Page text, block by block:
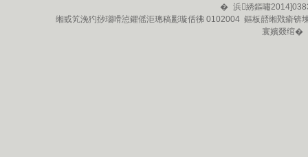
� 浜綉鏂嘯
缃戜笂浼犳挱瑙嗗惉鑺傜洰璁稿彲璇佸彿 0102004 鏂板嚭缃戣瘉
寰嬪叕绾�